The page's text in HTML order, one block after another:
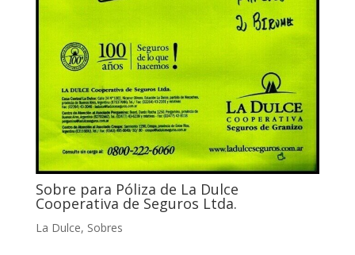
Sobre para Póliza de La Dulce
Cooperativa de Seguros Ltda.
La Dulce, Sobres